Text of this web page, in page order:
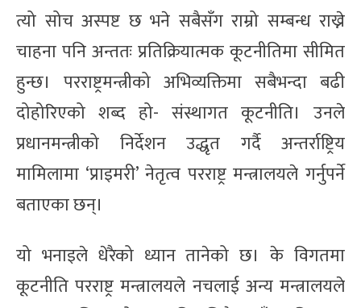
त्यो सोच अस्पष्ट छ भने सबैसँग राम्रो सम्बन्ध राख्ने
चाहना पनि अन्ततः प्रतिक्रियात्मक कूटनीतिमा सीमित
हुन्छ। परराष्ट्रमन्त्रीको अभिव्यक्तिमा सबैभन्दा बढी
दोहोरिएको शब्द हो- संस्थागत कूटनीति। उनले
प्रधानमन्त्रीको निर्देशन उद्धृत गर्दै अन्तर्राष्ट्रिय
मामिलामा ‘प्राइमरी’ नेतृत्व परराष्ट्र मन्त्रालयले गर्नुपर्ने
बताएका छन्।
यो भनाइले धेरैको ध्यान तानेको छ। के विगतमा
कूटनीति परराष्ट्र मन्त्रालयले नचलाई अन्य मन्त्रालयले